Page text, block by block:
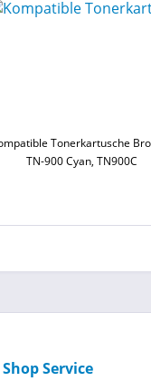
Tonerkartusche
TN-900 Cyan, TN900C
Shop Service